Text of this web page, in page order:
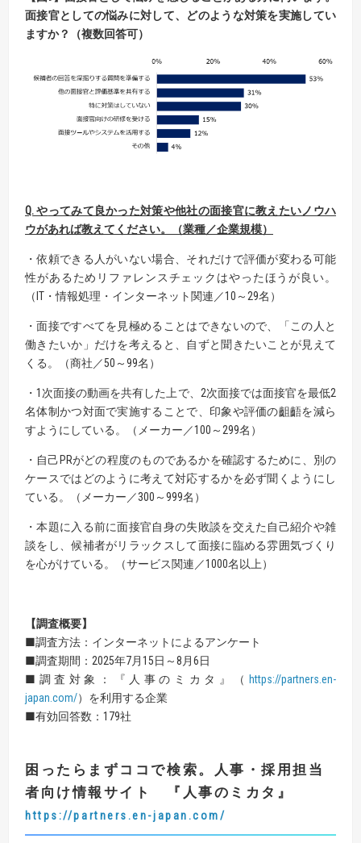
面接官としての悩みに対して、どのような対策を実施してい
ますか？（複数回答可）
Q. やってみて良かった対策や他社の面接官に教えたいノウハ
ウがあれば教えてください。（業種／企業規模）
・依頼できる人がいない場合、それだけで評価が変わる可能
性があるためリファレンスチェックはやったほうが良い。
（IT・情報処理・インターネット関連／10～29名）
・面接ですべてを見極めることはできないので、「この人と
働きたいか」だけを考えると、自ずと聞きたいことが見えて
くる。（商社／50～99名）
・1次面接の動画を共有した上で、2次面接では面接官を最低2
名体制かつ対面で実施することで、印象や評価の齟齬を減ら
すようにしている。（メーカー／100～299名）
・自己PRがどの程度のものであるかを確認するために、別の
ケースではどのように考えて対応するかを必ず聞くようにし
ている。（メーカー／300～999名）
・本題に入る前に面接官自身の失敗談を交えた自己紹介や雑
談をし、候補者がリラックスして面接に臨める雰囲気づくり
を心がけている。（サービス関連／1000名以上）
【調査概要】
■調査方法：インターネットによるアンケート
■調査期間：2025年7月15日～8月6日
■調査対象：『人事のミカタ』（ https://partners.en-
japan.com/）を利用する企業
■有効回答数：179社
困ったらまずココで検索。人事・採用担当
者向け情報サイト
『 人事のミカタ 』
https://partners.en-japan.com/